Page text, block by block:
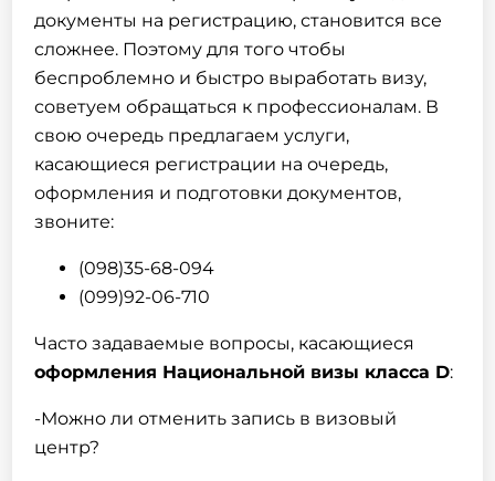
документы на регистрацию, становится все
сложнее. Поэтому для того чтобы
беспроблемно и быстро выработать визу,
советуем обращаться к профессионалам. В
свою очередь предлагаем услуги,
касающиеся регистрации на очередь,
оформления и подготовки документов,
звоните:
(098)35-68-094
(099)92-06-710
Часто задаваемые вопросы, касающиеся
оформления Национальной визы класса D:
-Можно ли отменить запись в визовый
центр?